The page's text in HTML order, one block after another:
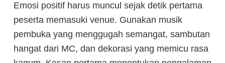
Emosi positif harus muncul sejak detik pertama
peserta memasuki venue. Gunakan musik
pembuka yang menggugah semangat, sambutan
hangat dari MC, dan dekorasi yang memicu rasa